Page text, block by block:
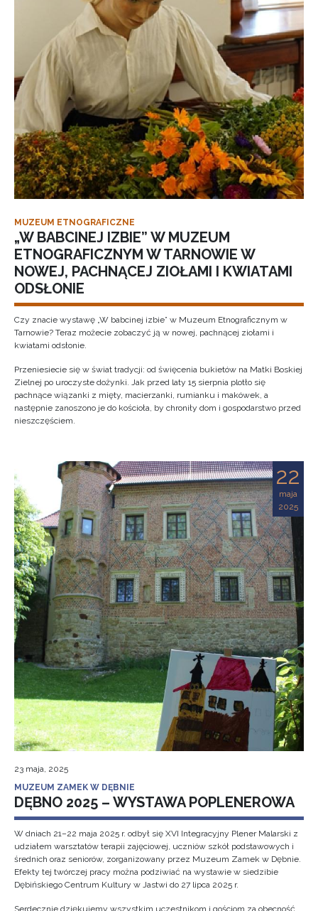
MUZEUM ETNOGRAFICZNE
„W BABCINEJ IZBIE” W MUZEUM
ETNOGRAFICZNYM W TARNOWIE W
NOWEJ, PACHNĄCEJ ZIOŁAMI I KWIATAMI
ODSŁONIE
Czy znacie wystawę „W babcinej izbie” w Muzeum Etnograficznym w
Tarnowie? Teraz możecie zobaczyć ją w nowej, pachnącej ziołami i
kwiatami odsłonie.
Przeniesiecie się w świat tradycji: od święcenia bukietów na Matki Boskiej
Zielnej po uroczyste dożynki. Jak przed laty 15 sierpnia plotło się
pachnące wiązanki z mięty, macierzanki, rumianku i makówek, a
następnie zanoszono je do kościoła, by chroniły dom i gospodarstwo przed
nieszczęściem.
22
maja
2025
23 maja, 2025
MUZEUM ZAMEK W DĘBNIE
DĘBNO 2025 – WYSTAWA POPLENEROWA
W dniach 21–22 maja 2025 r. odbył się XVI Integracyjny Plener Malarski z
udziałem warsztatów terapii zajęciowej, uczniów szkół podstawowych i
średnich oraz seniorów, zorganizowany przez Muzeum Zamek w Dębnie.
Efekty tej twórczej pracy można podziwiać na wystawie w siedzibie
Dębińskiego Centrum Kultury w Jastwi do 27 lipca 2025 r.
Serdecznie dziękujemy wszystkim uczestnikom i gościom za obecność